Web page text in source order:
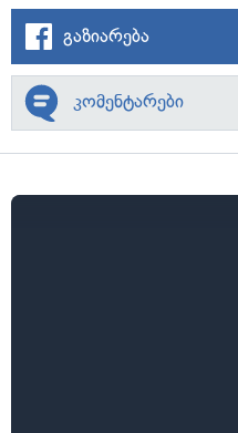
გაზიარება
კომენტარები